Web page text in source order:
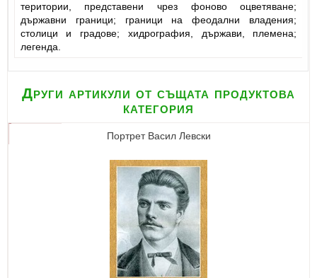
територии, представени чрез фоново оцветяване;
държавни граници; граници на феодални владения;
столици и градове; хидрография, държави, племена;
легенда.
Други артикули от същата продуктова
категория
Портрет Васил Левски